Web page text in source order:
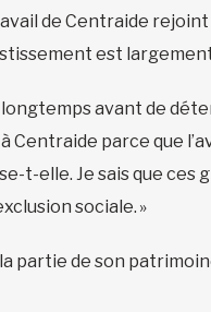
de Centraide
est
longtemps avant de
Centraide parce que
t-elle. Je sais que ces
sociale. »
partie de son